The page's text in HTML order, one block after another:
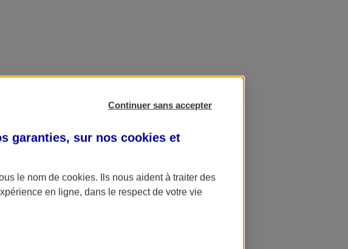
Continuer sans accepter
garanties, sur nos cookies et
le nom de cookies. Ils nous aident à traiter des
en ligne, dans le respect de votre vie